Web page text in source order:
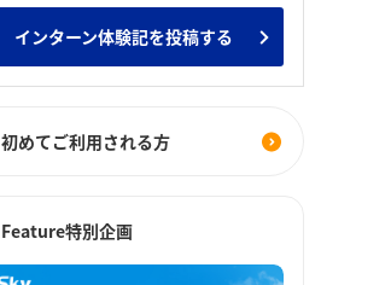
インターン体験記を投稿する
初めてご利用される方
Feature特別企画